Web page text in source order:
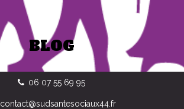
BLOG
06 07 55 69 95
contact@sudsantesociaux44.fr